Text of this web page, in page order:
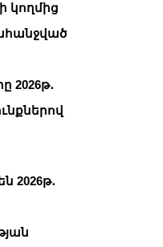
կողմից
2026թ․
2026թ․